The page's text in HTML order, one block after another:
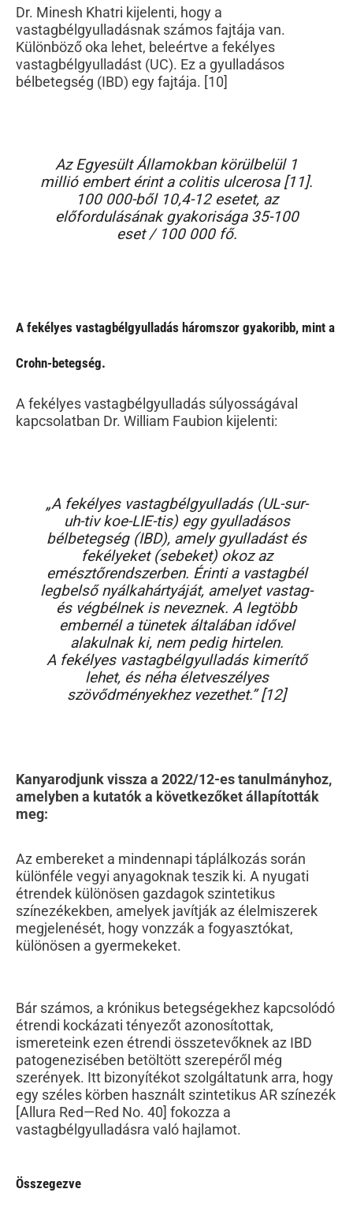
Dr. Minesh Khatri kijelenti, hogy a
vastagbélgyulladásnak számos fajtája van.
Különböző oka lehet, beleértve a fekélyes
vastagbélgyulladást (UC). Ez a gyulladásos
bélbetegség (IBD) egy fajtája. [10]
Az Egyesült Államokban körülbelül 1
millió embert érint a colitis ulcerosa [11].
100 000-ből 10,4-12 esetet, az
előfordulásának gyakorisága 35-100
eset / 100 000 fő.
A fekélyes vastagbélgyulladás háromszor gyakoribb, mint a
Crohn-betegség.
A fekélyes vastagbélgyulladás súlyosságával
kapcsolatban Dr. William Faubion kijelenti:
„A fekélyes vastagbélgyulladás (UL-sur-
uh-tiv koe-LIE-tis) egy gyulladásos
bélbetegség (IBD), amely gyulladást és
fekélyeket (sebeket) okoz az
emésztőrendszerben. Érinti a vastagbél
legbelső nyálkahártyáját, amelyet vastag-
és végbélnek is neveznek. A legtöbb
embernél a tünetek általában idővel
alakulnak ki, nem pedig hirtelen.
A fekélyes vastagbélgyulladás kimerítő
lehet, és néha életveszélyes
szövődményekhez vezethet.” [12]
Kanyarodjunk vissza a 2022/12-es tanulmányhoz,
amelyben a kutatók a következőket állapították
meg:
Az embereket a mindennapi táplálkozás során
különféle vegyi anyagoknak teszik ki. A nyugati
étrendek különösen gazdagok szintetikus
színezékekben, amelyek javítják az élelmiszerek
megjelenését, hogy vonzzák a fogyasztókat,
különösen a gyermekeket.
Bár számos, a krónikus betegségekhez kapcsolódó
étrendi kockázati tényezőt azonosítottak,
ismereteink ezen étrendi összetevőknek az IBD
patogenezisében betöltött szerepéről még
szerények. Itt bizonyítékot szolgáltatunk arra, hogy
egy széles körben használt szintetikus AR színezék
[Allura Red—Red No. 40] fokozza a
vastagbélgyulladásra való hajlamot.
Összegezve